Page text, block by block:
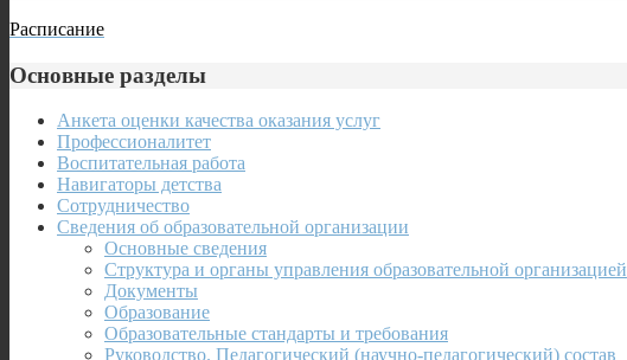
Расписание
Основные разделы
Анкета оценки качества оказания услуг
Профессионалитет
Воспитательная работа
Навигаторы детства
Сотрудничество
Сведения об образовательной организации
Основные сведения
Структура и органы управления образовательной организацией
Документы
Образование
Образовательные стандарты и требования
Руководство. Педагогический (научно-педагогический) состав